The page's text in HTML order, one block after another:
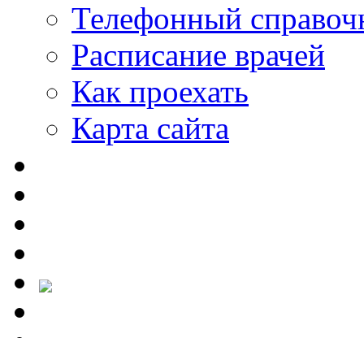
Телефонный
Расписание врачей
Как проехать
Карта сайта